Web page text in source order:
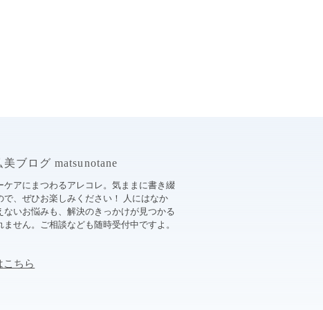
ブログ matsunotane
ケアにまつわるアレコレ。気ままに書き綴
で、ぜひお楽しみください！ 人にはなか
ないお悩みも、解決のきっかけが見つかる
ません。ご相談なども随時受付中ですよ。
こちら